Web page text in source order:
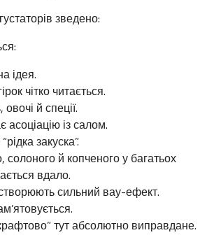
зведено:
ідея.
чітко читається.
й спеції.
асоціацію із салом.
закуска”.
солоного й копченого у багатьох
вдало.
сильний вау-ефект.
тут абсолютно виправдане.